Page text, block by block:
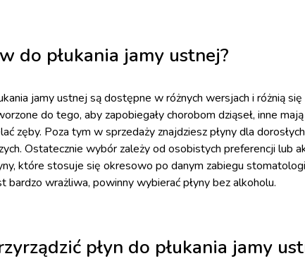
do płukania jamy ustnej?
jamy ustnej są dostępne w różnych wersjach i różnią
do tego, aby zapobiegały chorobom dziąseł, inne
zęby. Poza tym w sprzedaży znajdziesz płyny dla
Ostatecznie wybór zależy od osobistych preferencji lub
które stosuje się okresowo po danym zabiegu
bardzo wrażliwa, powinny wybierać płyny bez alkoholu.
płyn do płukania jamy